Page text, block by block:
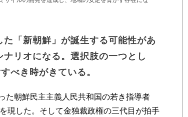
「新朝鮮」が誕生する可能性があ
リオになる。選択肢の一つとし
べき時がきている。
朝鮮民主主義人民共和国の若き指導者
現した。そして金独裁政権の三代目が拍手